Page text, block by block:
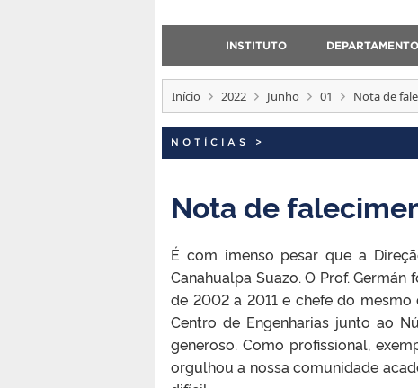
INSTITUTO
Início 2022 Junho 01 Nota de
NOTÍCIAS >
Nota de
É com imenso pesar que a
Canahualpa Suazo. O Prof.
de 2002 a 2011 e chefe do
Centro de Engenharias junto ao
generoso. Como profissional,
orgulhou a nossa comunidade